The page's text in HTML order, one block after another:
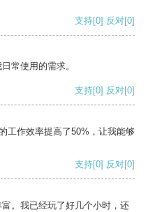
支持[0] 反对[0]
常使用的需求。
支持[0] 反对[0]
工作效率提高了50%，让我能够
支持[0] 反对[0]
。我已经玩了好几个小时，还